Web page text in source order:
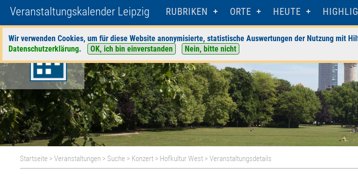
Veranstaltungskalender Leipzig RUBRIKEN ORTE HEUTE
Wir verwenden Cookies, um für diese Website anonymisierte, statistische Auswertungen der Nutzung mit
Datenschutzerklärung. OK, ich bin einverstanden Nein, bitte nicht
Startseite >Veranstaltungen > Suche > Konzert > Hofkultur West > Veranstaltungsdetails